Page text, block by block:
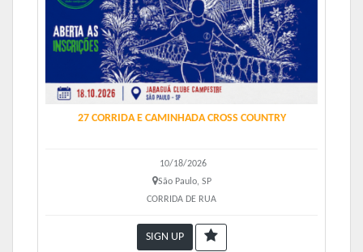
27 CORRIDA E CAMINHADA CROSS COUNTRY
10/18/2026
São Paulo, SP
CORRIDA DE RUA
SIGN UP